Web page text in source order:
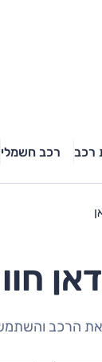
רכב רכב חשמלי
הרכב